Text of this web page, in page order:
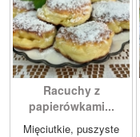
Racuchy z
papierówkami...
Mięciutkie, puszyste